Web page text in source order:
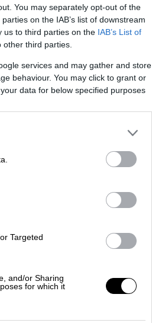
You may separately opt-out of the
on the IAB’s list of downstream
us to third parties on the IAB’s List of
third parties.
services and may gather and store
behaviour. You may click to grant or
data for below specified purposes
Targeted
and/or Sharing
for which it
η Μεγάλη
με τους
του
με
νίκη
του
ο Νώντας